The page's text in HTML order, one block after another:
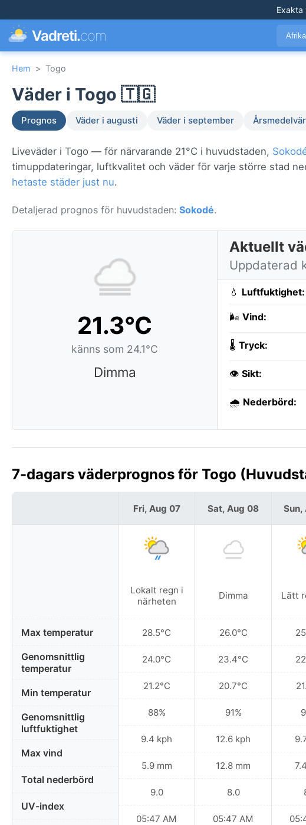
Exakta
Vadreti.com Afrika
Hem > Togo
Väder i Togo 🇹🇬
Prognos Väder i augusti Väder i september
Liveväder i Togo — för närvarande 21°C i huvudstaden,
timuppdateringar, luftkvalitet och väder för varje större stad
hetaste städer just nu.
Detaljerad prognos för huvudstaden: Sokodé.
21.3°C
känns som 24.1°C
Dimma
Aktuellt
Uppdaterad
💧 Luftfuktighet:
🌬️ Vind:
🌡️ Tryck:
👁️ Sikt:
🌧️ Nederbörd:
7-dagars väderprognos för Togo
Max temperatur
Genomsnittlig
temperatur
Min temperatur
Genomsnittlig
luftfuktighet
Max vind
Total nederbörd
UV-index
Fri, Aug 07
Lokalt regn i
närheten
28.5°C
24.0°C
21.2°C
88%
9.4 kph
5.9 mm
9.0
05:47 AM
Sat, Aug 08
Dimma
26.0°C
23.4°C
20.7°C
91%
12.6 kph
12.8 mm
8.0
05:47 AM
Sun,
Lätt